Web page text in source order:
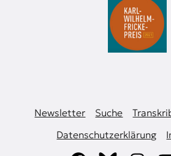
Newsletter Suche
Datenschutzerklärung